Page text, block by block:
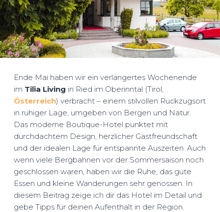
Ende Mai haben wir ein verlängertes Wochenende
im Tilia Living in Ried im Oberinntal (Tirol,
Österreich) verbracht – einem stilvollen Rückzugsort
in ruhiger Lage, umgeben von Bergen und Natur.
Das moderne Boutique-Hotel punktet mit
durchdachtem Design, herzlicher Gastfreundschaft
und der idealen Lage für entspannte Auszeiten. Auch
wenn viele Bergbahnen vor der Sommersaison noch
geschlossen waren, haben wir die Ruhe, das gute
Essen und kleine Wanderungen sehr genossen. In
diesem Beitrag zeige ich dir das Hotel im Detail und
gebe Tipps für deinen Aufenthalt in der Region.